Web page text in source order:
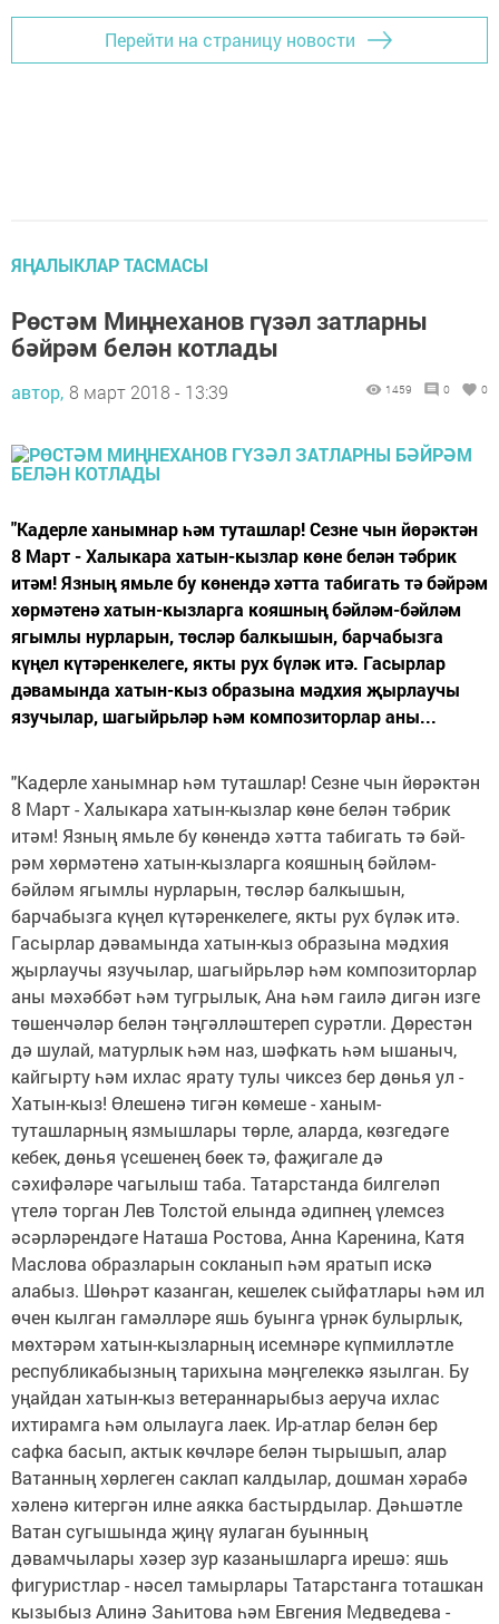
Перейти на страницу новости
ЯҢАЛЫКЛАР ТАСМАСЫ
Рөстәм Миңнеханов гүзәл затларны
бәйрәм белән котлады
автор, 8 март 2018 - 13:39 1459 0 0
"Кадерле ханымнар һәм туташлар! Сезне чын йөрәктән
8 Март - Халыкара хатын-кызлар көне белән тәбрик
итәм! Язның ямьле бу көнендә хәтта табигать тә бәй­рәм
хөрмәтенә хатын-кызларга кояшның бәй­ләм-бәйләм
ягымлы нурларын, төсләр балкышын, барчабызга
күңел күтәренкелеге, якты рух бүләк итә. Гасырлар
дәвамында хатын-кыз образына мәдхия җырлаучы
язучылар, шагыйрьләр һәм композиторлар аны...
"Кадерле ханымнар һәм туташлар! Сезне чын йөрәктән
8 Март - Халыкара хатын-кызлар көне белән тәбрик
итәм! Язның ямьле бу көнендә хәтта табигать тә бәй­
рәм хөрмәтенә хатын-кызларга кояшның бәй­ләм-
бәйләм ягымлы нурларын, төсләр балкышын,
барчабызга күңел күтәренкелеге, якты рух бүләк итә.
Гасырлар дәвамында хатын-кыз образына мәдхия
җырлаучы язучылар, шагыйрьләр һәм композиторлар
аны мәхәббәт һәм тугрылык, Ана һәм гаилә дигән изге
төшенчәләр белән тәңгәлләштереп сурәтли. Дөрестән
дә шулай, матурлык һәм наз, шәфкать һәм ышаныч,
кайгырту һәм ихлас ярату тулы чиксез бер дөнья ул -
Хатын-кыз! Өлешенә тигән көмеше - ханым-
туташларның язмышлары төрле, аларда, көзгедәге
кебек, дөнья үсешенең бөек тә, фаҗигале дә
сәхифәләре чагылыш таба. Татарстанда билгеләп
үтелә торган Лев Толстой елында әдипнең үлемсез
әсәрләрендәге Наташа Ростова, Анна Каренина, Катя
Маслова образларын сокланып һәм яратып искә
алабыз. Шөһрәт казанган, кешелек сыйфатлары һәм ил
өчен кылган гамәлләре яшь буынга үрнәк булырлык,
мөхтәрәм хатын-кызларның исемнәре күпмил­ләтле
республикабызның тарихына мәңгелеккә язылган. Бу
уңайдан хатын-кыз ветераннарыбыз аеруча ихлас
ихтирамга һәм олылауга лаек. Ир-атлар белән бер
сафка басып, актык көчләре белән тырышып, алар
Ватанның хөрлеген саклап калдылар, дошман хәрабә
хәленә китергән илне аякка бас­тырдылар. Дәһшәтле
Ватан сугышында җиңү яулаган буынның
дәвамчылары хәзер зур казанышларга ирешә: яшь
фигуристлар - нәсел тамырлары Татарстанга тоташкан
кызыбыз Алинә Заһитова һәм Евгения Медведева -